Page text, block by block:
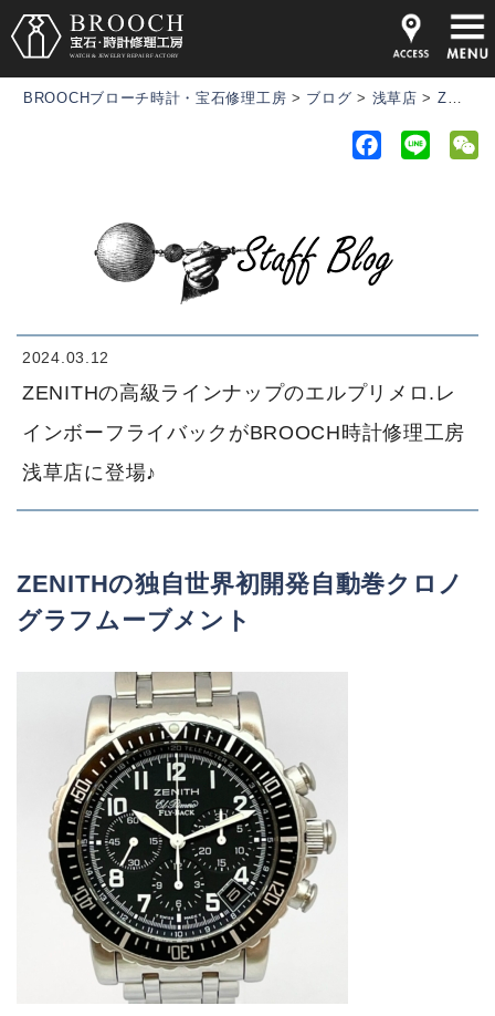
BROOCHブローチ時計・宝石修理工房 > ブログ > 浅草店 > ZENITHの高級ラインナップのエルプリメロ.レインボーフライバックがBROOCH時計修理工房浅草店に登場♪
b
2024.03.12
ZENITHの高級ラインナップのエルプリメロ.レ
インボーフライバックがBROOCH時計修理工房
浅草店に登場♪
ZENITHの独自世界初開発自動巻クロノ
グラフムーブメント